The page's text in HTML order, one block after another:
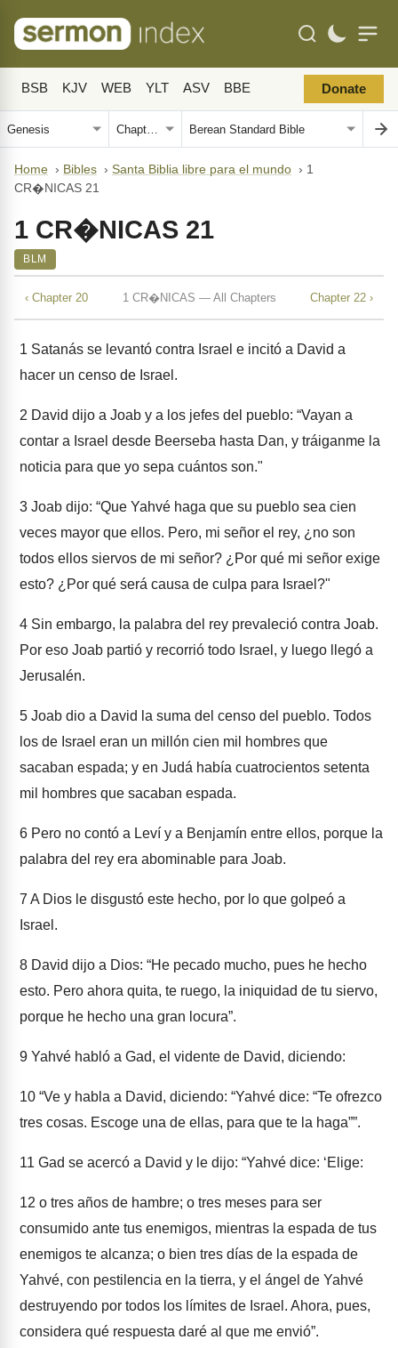
BSB KJV WEB YLT ASV BBE Donate
Home › Bibles › Santa Biblia libre para el mundo › 1
CR�NICAS 21
1 CR�NICAS 21
BLM
‹ Chapter 20 1 CR�NICAS — All Chapters Chapter 22 ›
1 Satanás se levantó contra Israel e incitó a David a
hacer un censo de Israel.
2 David dijo a Joab y a los jefes del pueblo: “Vayan a
contar a Israel desde Beerseba hasta Dan, y tráiganme la
noticia para que yo sepa cuántos son."
3 Joab dijo: “Que Yahvé haga que su pueblo sea cien
veces mayor que ellos. Pero, mi señor el rey, ¿no son
todos ellos siervos de mi señor? ¿Por qué mi señor exige
esto? ¿Por qué será causa de culpa para Israel?"
4 Sin embargo, la palabra del rey prevaleció contra Joab.
Por eso Joab partió y recorrió todo Israel, y luego llegó a
Jerusalén.
5 Joab dio a David la suma del censo del pueblo. Todos
los de Israel eran un millón cien mil hombres que
sacaban espada; y en Judá había cuatrocientos setenta
mil hombres que sacaban espada.
6 Pero no contó a Leví y a Benjamín entre ellos, porque la
palabra del rey era abominable para Joab.
7 A Dios le disgustó este hecho, por lo que golpeó a
Israel.
8 David dijo a Dios: “He pecado mucho, pues he hecho
esto. Pero ahora quita, te ruego, la iniquidad de tu siervo,
porque he hecho una gran locura”.
9 Yahvé habló a Gad, el vidente de David, diciendo:
10 “Ve y habla a David, diciendo: “Yahvé dice: “Te ofrezco
tres cosas. Escoge una de ellas, para que te la haga””.
11 Gad se acercó a David y le dijo: “Yahvé dice: ‘Elige:
12 o tres años de hambre; o tres meses para ser
consumido ante tus enemigos, mientras la espada de tus
enemigos te alcanza; o bien tres días de la espada de
Yahvé, con pestilencia en la tierra, y el ángel de Yahvé
destruyendo por todos los límites de Israel. Ahora, pues,
considera qué respuesta daré al que me envió”.